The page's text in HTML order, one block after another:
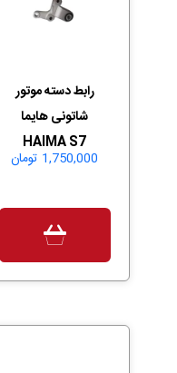
رابط دسته موتور
شاتونی هایما
HAIMA S7
1,750,000 تومان